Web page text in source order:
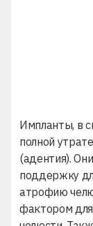
Импланты, в
полной
(адентия).
поддержку
атрофию
фактором